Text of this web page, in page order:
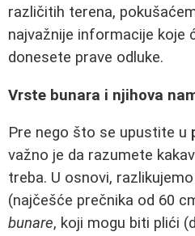
različitih terena,
najvažnije informacije koje
donesete prave odluke.
Vrste bunara i njihova
Pre nego što se upustite u
važno je da razumete
treba. U osnovi, razlikujemo
(najčešće prečnika od 60
bunare, koji mogu biti plići